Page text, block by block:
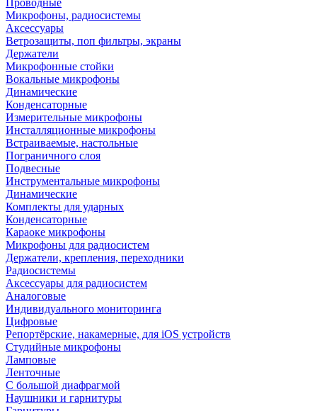
Проводные
Микрофоны, радиосистемы
Аксессуары
Ветрозащиты, поп фильтры, экраны
Держатели
Микрофонные стойки
Вокальные микрофоны
Динамические
Конденсаторные
Измерительные микрофоны
Инсталляционные микрофоны
Встраиваемые, настольные
Пограничного слоя
Подвесные
Инструментальные микрофоны
Динамические
Комплекты для ударных
Конденсаторные
Караоке микрофоны
Микрофоны для радиосистем
Держатели, крепления, переходники
Радиосистемы
Аксессуары для радиосистем
Аналоговые
Индивидуального мониторинга
Цифровые
Репортёрские, накамерные, для iOS устройств
Студийные микрофоны
Ламповые
Ленточные
С большой диафрагмой
Наушники и гарнитуры